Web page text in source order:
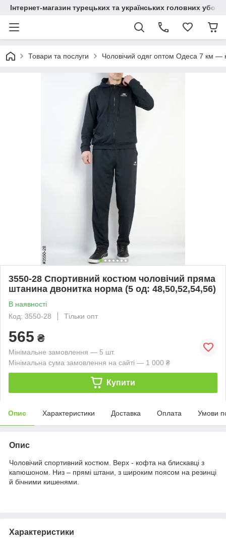
Інтернет-магазин турецьких та українських головних
Товари та послуги Чоловічий одяг оптом Одеса 7 км —
3550-28 Спортивний костюм чоловічий пряма
штанина двонитка норма (5 од: 48,50,52,54,56)
В наявності
Код: 3550-28
Тільки опт
565 ₴
Мінімальне замовлення — 5 шт.
Мінімальна сума замовлення на сайті — 1 000 ₴
Купити
Опис Характеристики Доставка Оплата Умови
Опис
Чоловічий спортивний костюм. Верх - кофта на блискавці з
капюшоном. Низ – прямі штани, з широким поясом на резинці
й бічними кишенями.
Характеристики